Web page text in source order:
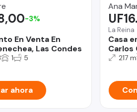
En Venta En
Las Condes
-3%
1 5
ahora
Ana
La Reina
Casa
Carlos
217 m